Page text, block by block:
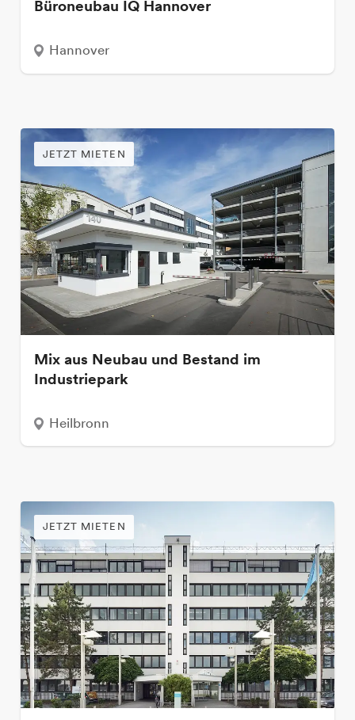
Büroneubau IQ Hannover
Hannover
JETZT MIETEN
Mix aus Neubau und Bestand im
Industriepark
Heilbronn
JETZT MIETEN